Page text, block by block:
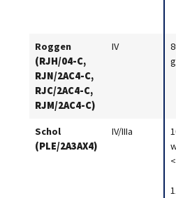
Roggen
(RJH/04-C,
RJN/2AC4-C,
RJC/2AC4-C,
RJM/2AC4-C)
IV
Schol
(PLE/2A3AX4)
IV/IIIa